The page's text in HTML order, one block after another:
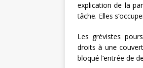
explication de la
tâche. Elles
Les grévistes
droits à une
bloqué l’entrée de